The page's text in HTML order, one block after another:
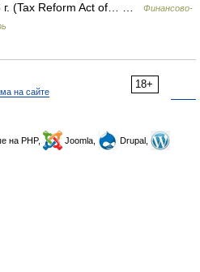
г. (Tax Reform Act of… …
Финансово-
18+
на сайте
на PHP, Joomla,
Drupal,